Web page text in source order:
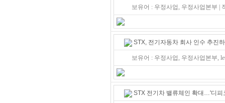
보유어 : 우정사업, 우정사업본부
STX, 전기자동차 회사 인수 추진
보유어 : 우정사업, 우정사업본부,
STX 전기차 밸류체인 확대…'디피